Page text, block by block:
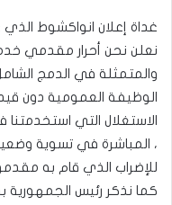
غداة إعلان انواكشوط
نعلن نحن أحرار مقدمي
والمتمثلة في الدمج
الوظيفة العمومية دون
الاستغلال التي
، المباشرة في تسوية
للإضراب الذي قام به
كما نذكر رئيس الجمهورية